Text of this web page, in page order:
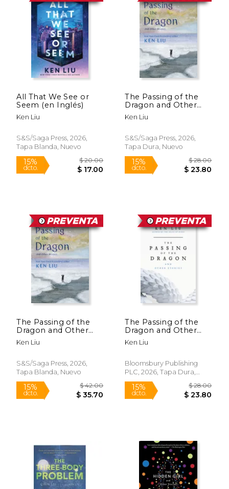
All That We See or
Seem (en Inglés)
Ken Liu
S&S/Saga Press, 2026,
Tapa Blanda, Nuevo
15%
dcto.
$ 20.00
$ 17.00
The Passing of the
Dragon and Other
Stories (en Inglés)
Ken Liu
S&S/Saga Press, 2026,
Tapa Dura, Nuevo
15%
dcto.
$
The Passing of the
Dragon and Other
Stories (en Inglés)
Ken Liu
S&S/Saga Press, 2026,
Tapa Blanda, Nuevo
15%
The Passing of the
Dragon and Other
Stories
Ken Liu
Bloomsbury Publishing
PLC, 2026, Tapa Dura,
Nuevo
15%